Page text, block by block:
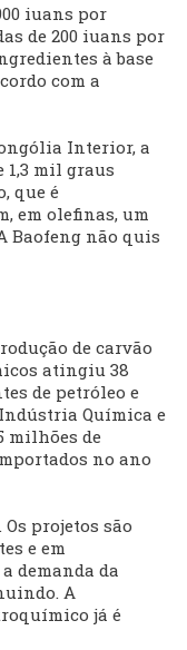
iuans por
de 200 iuans por
à base
com a
Interior, a
1,3 mil graus
que é
em olefinas, um
Baofeng não quis
de carvão
atingiu 38
de petróleo e
Indústria Química e
milhões de
no ano
projetos são
e em
demanda da
A
já é